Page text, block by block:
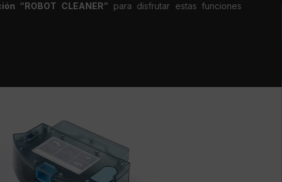
“ROBOT CLEANER” para disfrutar estas funciones